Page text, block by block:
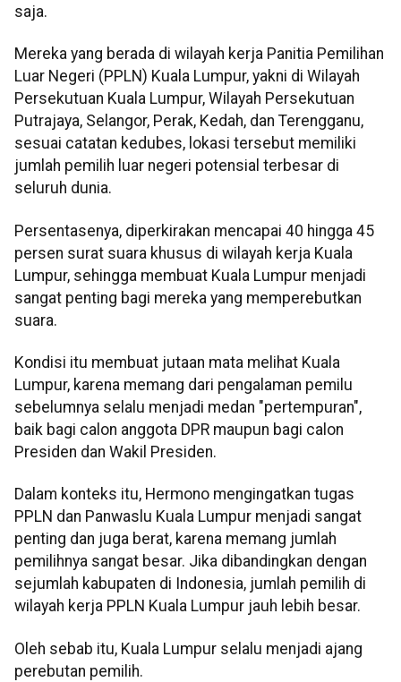
saja.
Mereka yang berada di wilayah kerja Panitia Pemilihan
Luar Negeri (PPLN) Kuala Lumpur, yakni di Wilayah
Persekutuan Kuala Lumpur, Wilayah Persekutuan
Putrajaya, Selangor, Perak, Kedah, dan Terengganu,
sesuai catatan kedubes, lokasi tersebut memiliki
jumlah pemilih luar negeri potensial terbesar di
seluruh dunia.
Persentasenya, diperkirakan mencapai 40 hingga 45
persen surat suara khusus di wilayah kerja Kuala
Lumpur, sehingga membuat Kuala Lumpur menjadi
sangat penting bagi mereka yang memperebutkan
suara.
Kondisi itu membuat jutaan mata melihat Kuala
Lumpur, karena memang dari pengalaman pemilu
sebelumnya selalu menjadi medan "pertempuran",
baik bagi calon anggota DPR maupun bagi calon
Presiden dan Wakil Presiden.
Dalam konteks itu, Hermono mengingatkan tugas
PPLN dan Panwaslu Kuala Lumpur menjadi sangat
penting dan juga berat, karena memang jumlah
pemilihnya sangat besar. Jika dibandingkan dengan
sejumlah kabupaten di Indonesia, jumlah pemilih di
wilayah kerja PPLN Kuala Lumpur jauh lebih besar.
Oleh sebab itu, Kuala Lumpur selalu menjadi ajang
perebutan pemilih.